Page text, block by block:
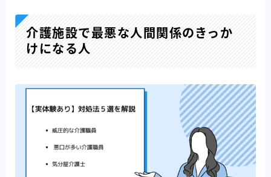
介護施設で最悪な人間関係のきっか
けになる人